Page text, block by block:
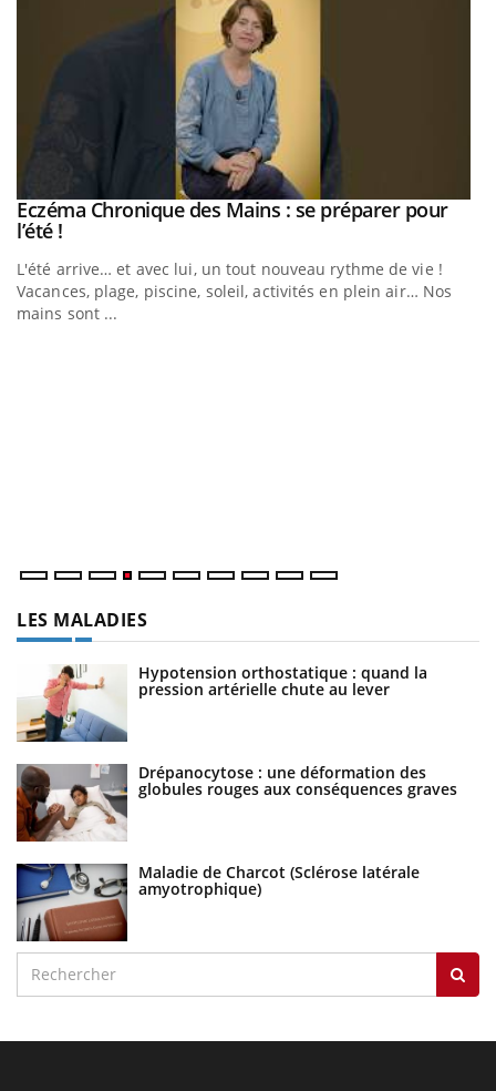
Youtube
Eczéma Chronique des Mains : se préparer pour
l’été !Youtube
L'été arrive… et avec lui, un tout nouveau rythme de vie !
Vacances, plage, piscine, soleil, activités en plein air… Nos
mains sont ...
LES MALADIES
Hypotension orthostatique : quand la
pression artérielle chute au lever
Drépanocytose : une déformation des
globules rouges aux conséquences graves
Maladie de Charcot (Sclérose latérale
amyotrophique)